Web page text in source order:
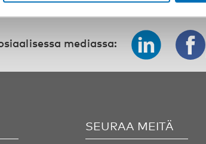
mediassa:
SEURAA MEITÄ